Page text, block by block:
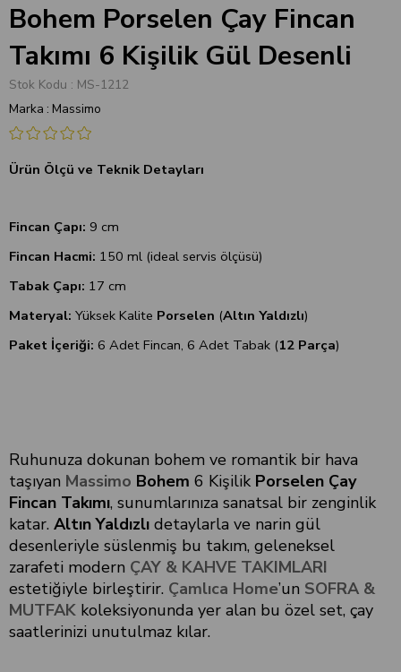
Bohem Porselen Çay Fincan
Takımı 6 Kişilik Gül Desenli
Stok Kodu
MS-1212
Marka : Massimo
Ürün Ölçü ve Teknik Detayları
Fincan Çapı: 9 cm
Fincan Hacmi: 150 ml (ideal servis ölçüsü)
Tabak Çapı: 17 cm
Materyal: Yüksek Kalite Porselen (Altın Yaldızlı)
Paket İçeriği: 6 Adet Fincan, 6 Adet Tabak (12 Parça)
Ruhunuza dokunan bohem ve romantik bir hava
taşıyan Massimo Bohem 6 Kişilik Porselen Çay
Fincan Takımı, sunumlarınıza sanatsal bir zenginlik
katar. Altın Yaldızlı detaylarla ve narin gül
desenleriyle süslenmiş bu takım, geleneksel
zarafeti modern ÇAY & KAHVE TAKIMLARI
estetiğiyle birleştirir. Çamlıca Home’un SOFRA &
MUTFAK koleksiyonunda yer alan bu özel set, çay
saatlerinizi unutulmaz kılar.